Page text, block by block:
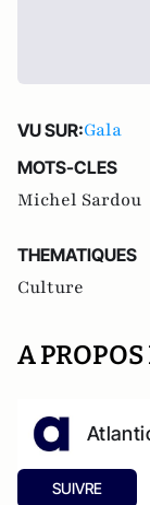
VU SUR:Gala
MOTS-CLES
Michel Sardou
THEMATIQUES
Culture
A
SUIVRE